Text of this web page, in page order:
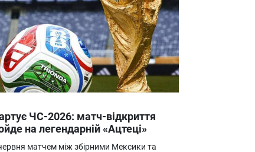
ЧС-2026: матч-відкриття
на легендарній «Ацтеці»
матчем між збірними Мексики та